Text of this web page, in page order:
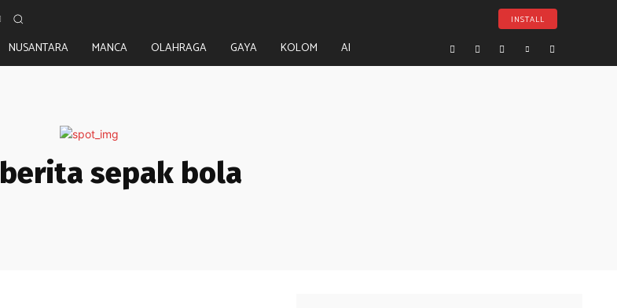
INSTALL
NUSANTARA MANCA OLAHRAGA GAYA KOLOM AI
berita sepak bola